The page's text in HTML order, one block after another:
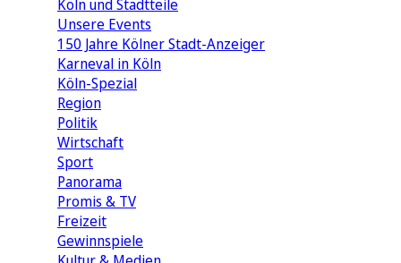
Köln und Stadtteile
Unsere Events
150 Jahre Kölner Stadt-Anzeiger
Karneval in Köln
Köln-Spezial
Region
Politik
Wirtschaft
Sport
Panorama
Promis & TV
Freizeit
Gewinnspiele